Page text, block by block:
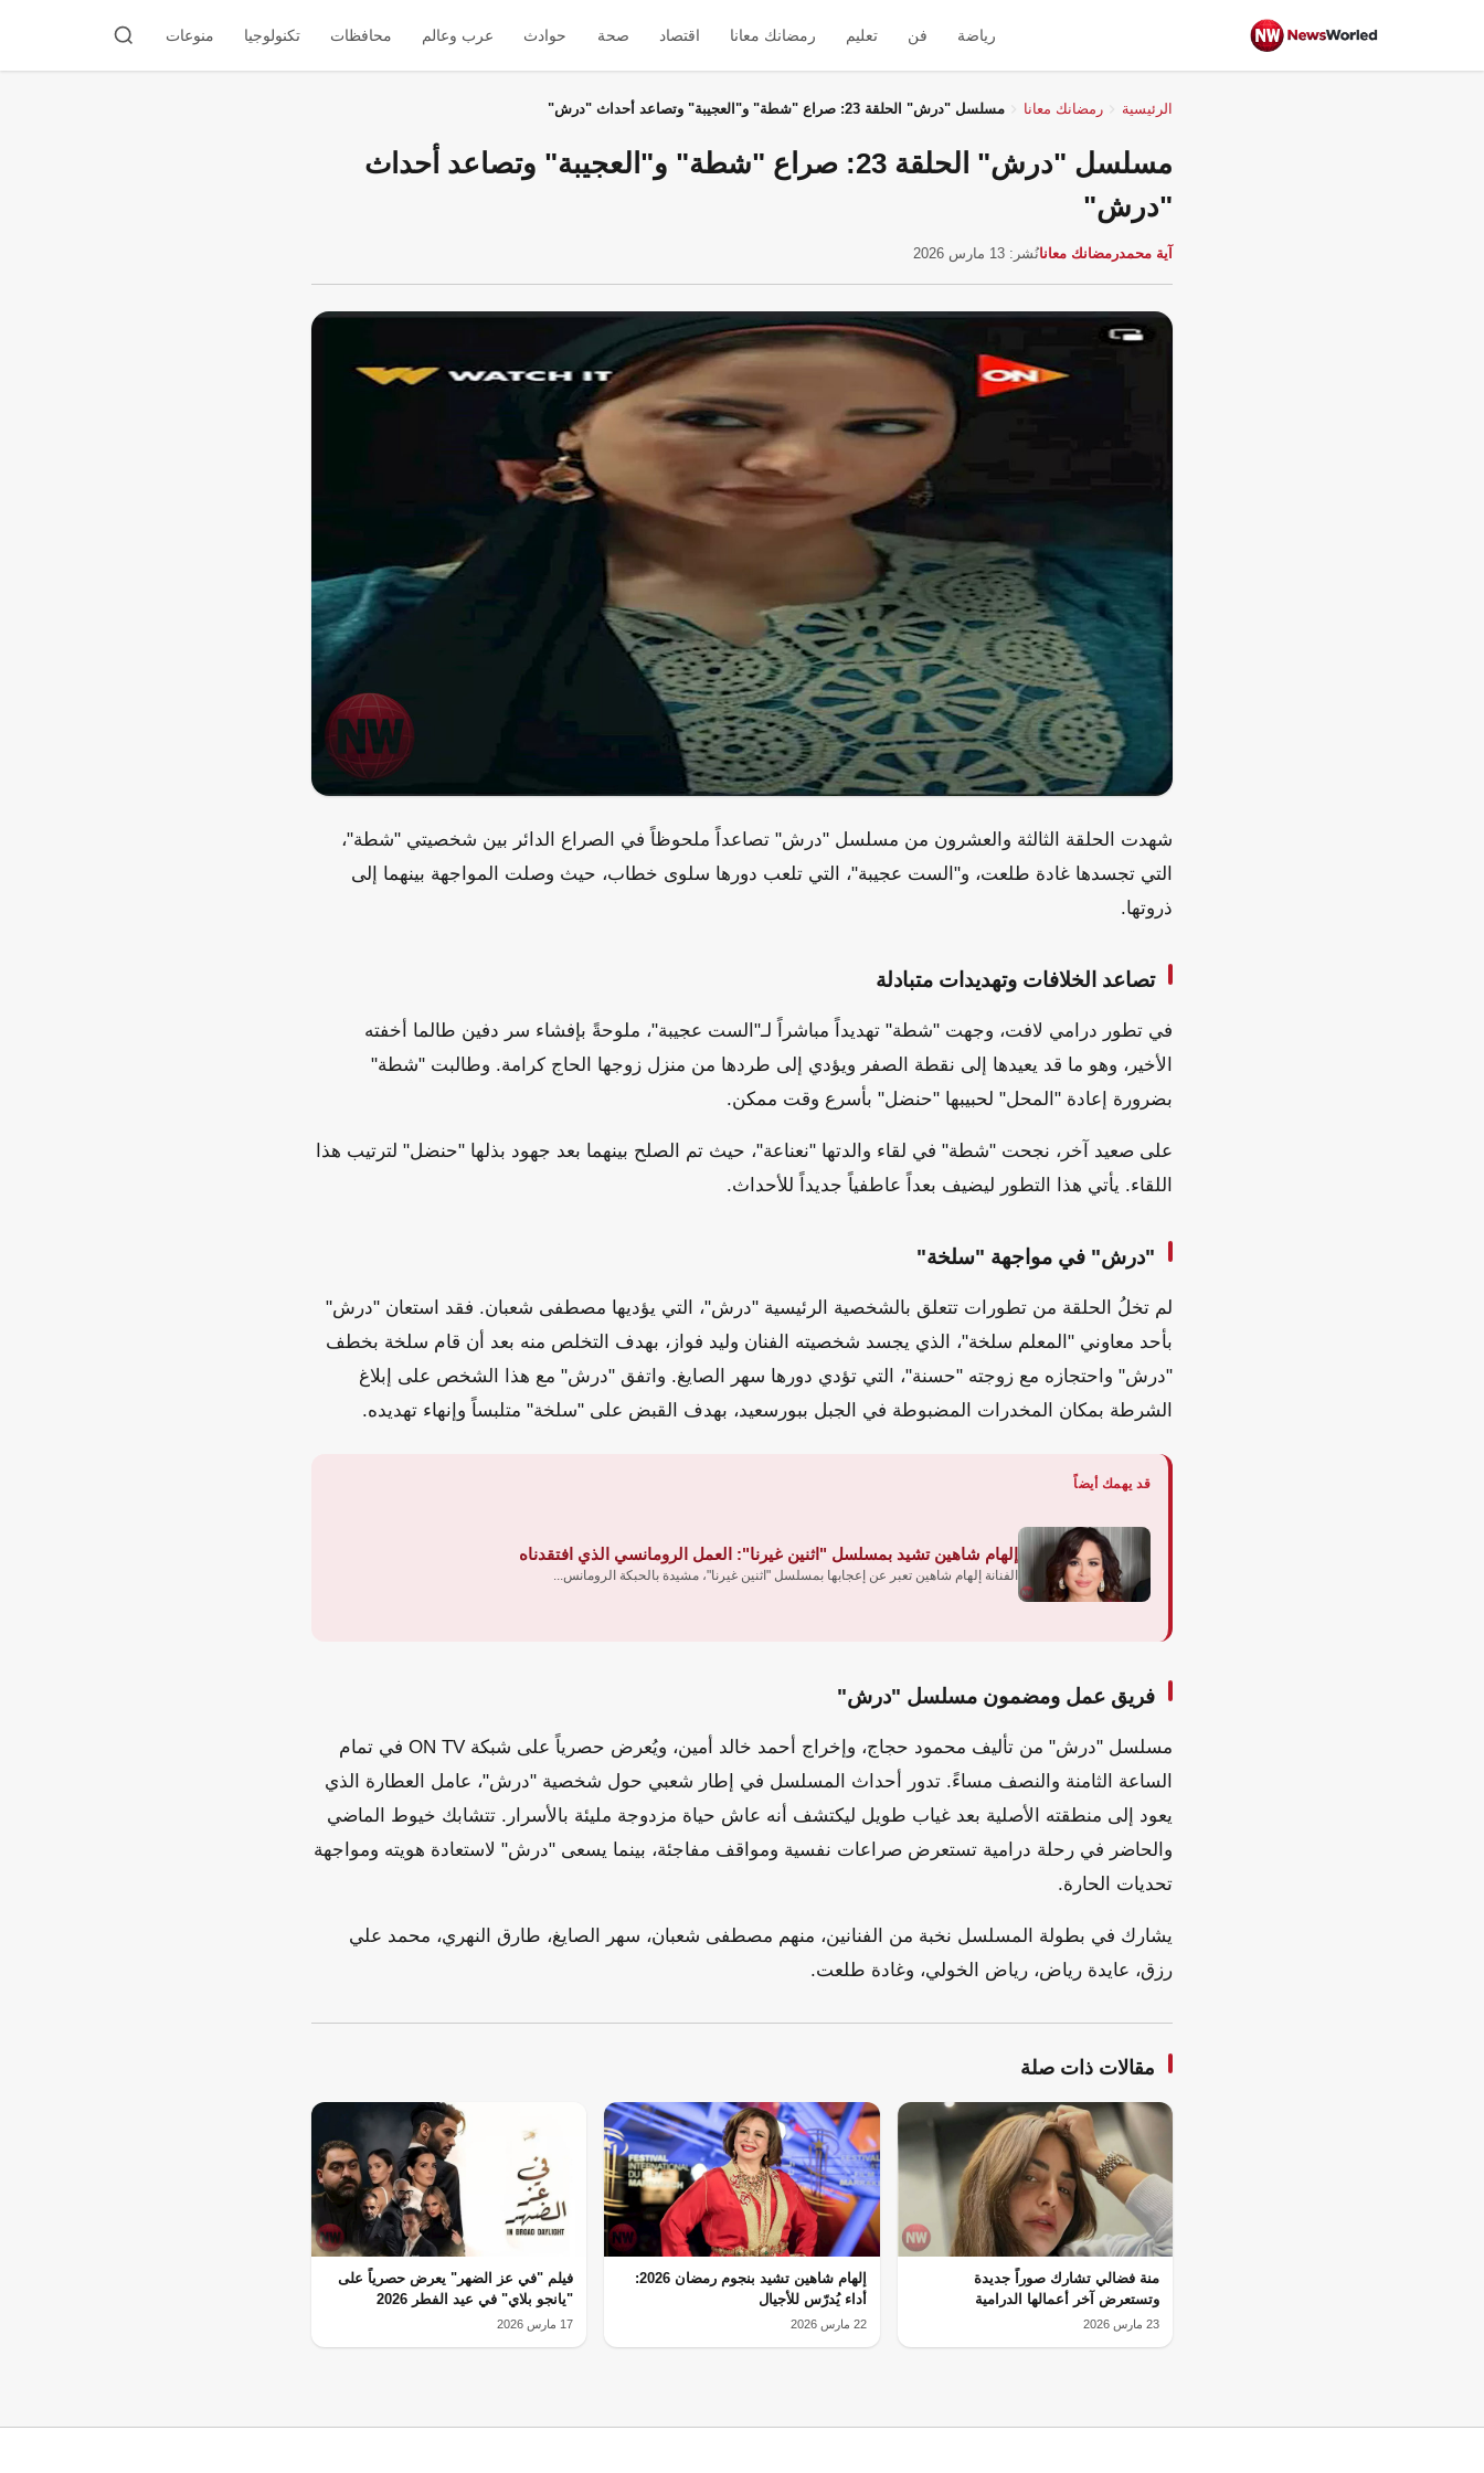
رياضة فن تعليم رمضانك معانا اقتصاد صحة حوادث عرب وعالم محافظات تكنولوجيا منوعات
الرئيسية رمضانك معانا مسلسل "درش" الحلقة 23: صراع "شطة" و"العجيبة" وتصاعد أحداث "درش"
مسلسل "درش" الحلقة 23: صراع "شطة" و"العجيبة" وتصاعد أحداث
"درش"
آية محمدرمضانك معانانُشر: 13 مارس 2026
شهدت الحلقة الثالثة والعشرون من مسلسل "درش" تصاعداً ملحوظاً في الصراع الدائر بين شخصيتي "شطة"،
التي تجسدها غادة طلعت، و"الست عجيبة"، التي تلعب دورها سلوى خطاب، حيث وصلت المواجهة بينهما إلى
ذروتها.
تصاعد الخلافات وتهديدات متبادلة
في تطور درامي لافت، وجهت "شطة" تهديداً مباشراً لـ"الست عجيبة"، ملوحةً بإفشاء سر دفين طالما أخفته
الأخير، وهو ما قد يعيدها إلى نقطة الصفر ويؤدي إلى طردها من منزل زوجها الحاج كرامة. وطالبت "شطة"
بضرورة إعادة "المحل" لحبيبها "حنضل" بأسرع وقت ممكن.
على صعيد آخر، نجحت "شطة" في لقاء والدتها "نعناعة"، حيث تم الصلح بينهما بعد جهود بذلها "حنضل" لترتيب هذا
اللقاء. يأتي هذا التطور ليضيف بعداً عاطفياً جديداً للأحداث.
"درش" في مواجهة "سلخة"
لم تخلُ الحلقة من تطورات تتعلق بالشخصية الرئيسية "درش"، التي يؤديها مصطفى شعبان. فقد استعان "درش"
بأحد معاوني "المعلم سلخة"، الذي يجسد شخصيته الفنان وليد فواز، بهدف التخلص منه بعد أن قام سلخة بخطف
"درش" واحتجازه مع زوجته "حسنة"، التي تؤدي دورها سهر الصايغ. واتفق "درش" مع هذا الشخص على إبلاغ
الشرطة بمكان المخدرات المضبوطة في الجبل ببورسعيد، بهدف القبض على "سلخة" متلبساً وإنهاء تهديده.
قد يهمك أيضاً
إلهام شاهين تشيد بمسلسل "اثنين غيرنا": العمل الرومانسي الذي افتقدناه
الفنانة إلهام شاهين تعبر عن إعجابها بمسلسل "اثنين غيرنا"، مشيدة بالحبكة الرومانس...
فريق عمل ومضمون مسلسل "درش"
مسلسل "درش" من تأليف محمود حجاج، وإخراج أحمد خالد أمين، ويُعرض حصرياً على شبكة ON TV في تمام
الساعة الثامنة والنصف مساءً. تدور أحداث المسلسل في إطار شعبي حول شخصية "درش"، عامل العطارة الذي
يعود إلى منطقته الأصلية بعد غياب طويل ليكتشف أنه عاش حياة مزدوجة مليئة بالأسرار. تتشابك خيوط الماضي
والحاضر في رحلة درامية تستعرض صراعات نفسية ومواقف مفاجئة، بينما يسعى "درش" لاستعادة هويته ومواجهة
تحديات الحارة.
يشارك في بطولة المسلسل نخبة من الفنانين، منهم مصطفى شعبان، سهر الصايغ، طارق النهري، محمد علي
رزق، عايدة رياض، رياض الخولي، وغادة طلعت.
مقالات ذات صلة
منة فضالي تشارك صوراً جديدة
وتستعرض آخر أعمالها الدرامية
23 مارس 2026
إلهام شاهين تشيد بنجوم رمضان 2026:
أداء يُدرّس للأجيال
22 مارس 2026
فيلم "في عز الضهر" يعرض حصرياً على
"يانجو بلاي" في عيد الفطر 2026
17 مارس 2026